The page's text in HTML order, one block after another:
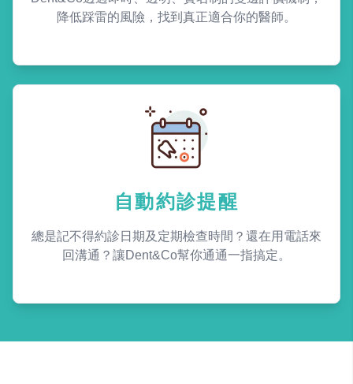
降低踩雷的風險，找到真正適合你的醫師。
自動約診提醒
總是記不得約診日期及定期檢查時間？還在用電話來
回溝通？讓Dent&Co幫你通通一指搞定。